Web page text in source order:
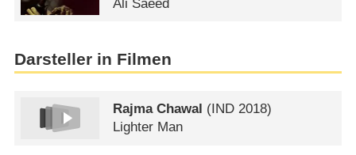
Ali Saeed
Darsteller in Filmen
Rajma Chawal ( IND 2018)
Lighter Man